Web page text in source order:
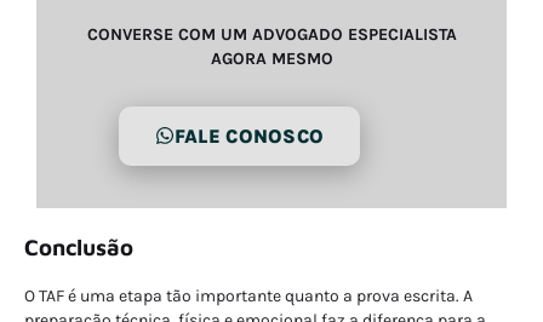
CONVERSE COM UM ADVOGADO ESPECIALISTA
AGORA MESMO
FALE CONOSCO
Conclusão
O TAF é uma etapa tão importante quanto a prova escrita. A